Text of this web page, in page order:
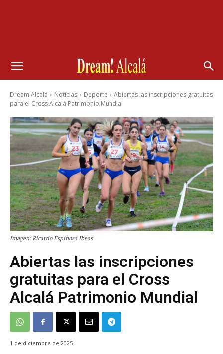
Dream Alcalá Noticias Deporte
Abiertas las inscripciones gratuitas
para el Cross Alcalá Patrimonio Mundial
Imagen: Ricardo Espinosa Ibeas
Abiertas las inscripciones
gratuitas para el Cross
Alcalá Patrimonio Mundial
1 de diciembre de 2025